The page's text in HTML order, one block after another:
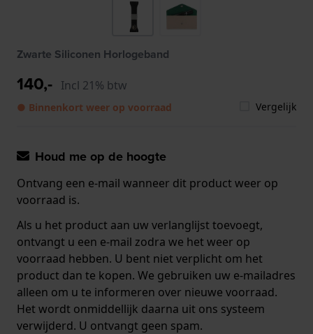
Zwarte Siliconen Horlogeband
140,- Incl 21% btw
● Binnenkort weer op voorraad Vergelijk
Houd me op de hoogte
Ontvang een e-mail wanneer dit product weer op
voorraad is.
Als u het product aan uw verlanglijst toevoegt,
ontvangt u een e-mail zodra we het weer op
voorraad hebben. U bent niet verplicht om het
product dan te kopen. We gebruiken uw e-mailadres
alleen om u te informeren over nieuwe voorraad.
Het wordt onmiddellijk daarna uit ons systeem
verwijderd. U ontvangt geen spam.